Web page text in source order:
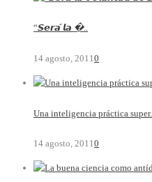
“𝙎𝙚𝙧𝙖́ 𝙡𝙖 �..
14 agosto, 2011 0
Una inteligencia práctica super..
14 agosto, 20110